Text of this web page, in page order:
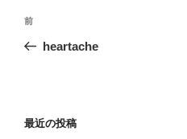
投
ー
前
の
前
heartache
最近の投稿